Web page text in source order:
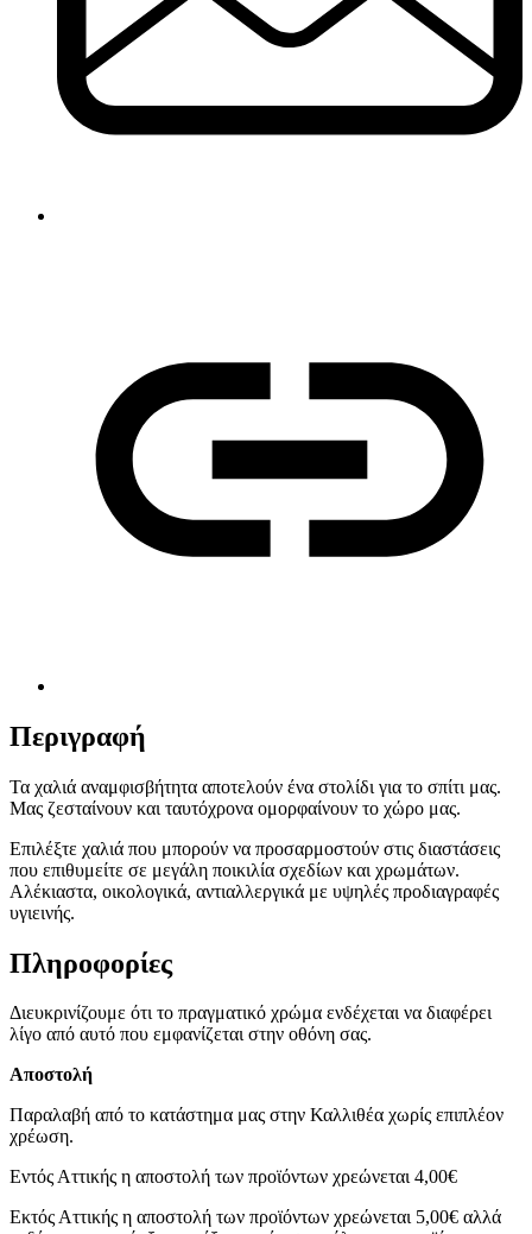
Περιγραφή
Τα χαλιά αναμφισβήτητα αποτελούν ένα στολίδι για το σπίτι μας.
Μας ζεσταίνουν και ταυτόχρονα ομορφαίνουν το χώρο μας.
Επιλέξτε χαλιά που μπορούν να προσαρμοστούν στις διαστάσεις
που επιθυμείτε σε μεγάλη ποικιλία σχεδίων και χρωμάτων.
Αλέκιαστα, οικολογικά, αντιαλλεργικά με υψηλές προδιαγραφές
υγιεινής.
Πληροφορίες
Διευκρινίζουμε ότι το πραγματικό χρώμα ενδέχεται να διαφέρει
λίγο από αυτό που εμφανίζεται στην οθόνη σας.
Αποστολή
Παραλαβή από το κατάστημα μας στην Καλλιθέα χωρίς επιπλέον
χρέωση.
Εντός Αττικής η αποστολή των προϊόντων χρεώνεται 4,00€
Εκτός Αττικής η αποστολή των προϊόντων χρεώνεται 5,00€ αλλά